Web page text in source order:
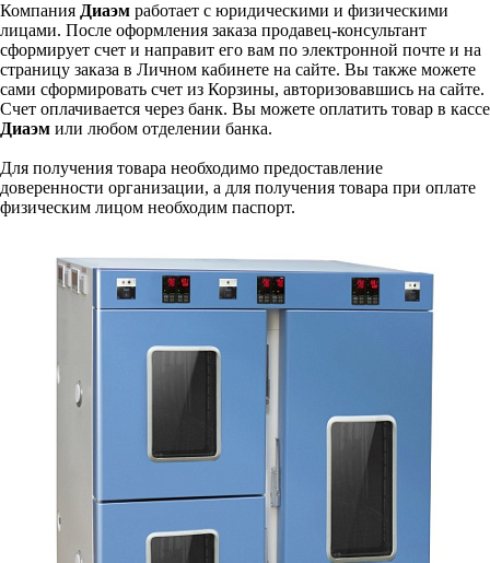
Компания Диаэм работает с юридическими и физическими
лицами. После оформления заказа продавец-консультант
сформирует счет и направит его вам по электронной почте и на
страницу заказа в Личном кабинете на сайте. Вы также можете
сами сформировать счет из Корзины, авторизовавшись на сайте.
Счет оплачивается через банк. Вы можете оплатить товар в кассе
Диаэм или любом отделении банка.
Для получения товара необходимо предоставление
доверенности организации, а для получения товара при оплате
физическим лицом необходим паспорт.